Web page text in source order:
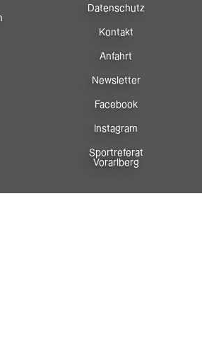
Datenschutz
Kontakt
Anfahrt
Newsletter
Facebook
Instagram
Sportreferat
Vorarlberg